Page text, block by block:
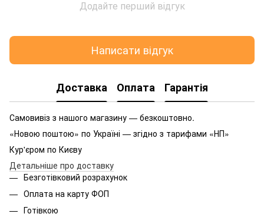
Додайте перший відгук
Написати відгук
Доставка Оплата Гарантія
Самовивіз з нашого магазину — безкоштовно.
«Новою поштою» по Україні — згідно з тарифами «НП»
Кур'єром по Києву
Детальніше про доставку
Безготівковий розрахунок
Оплата на карту ФОП
Готівкою